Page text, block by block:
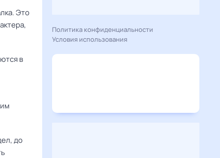
Это
в
до
Политика конфиденциальности
Условия использования